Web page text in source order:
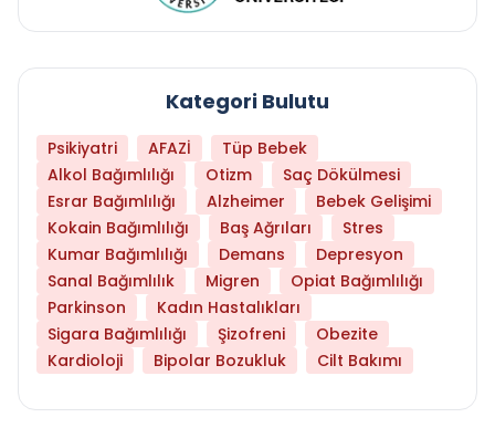
Kategori Bulutu
Psikiyatri AFAZİ
Tüp Bebek
Alkol Bağımlılığı
Otizm
Saç Dökülmesi
Esrar Bağımlılığı
Alzheimer
Bebek Gelişimi
Kokain Bağımlılığı
Baş Ağrıları
Stres
Kumar Bağımlılığı
Demans
Depresyon
Sanal Bağımlılık
Migren
Opiat Bağımlılığı
Parkinson
Kadın Hastalıkları
Sigara Bağımlılığı
Şizofreni
Obezite
Kardioloji
Bipolar Bozukluk Cilt Bakımı